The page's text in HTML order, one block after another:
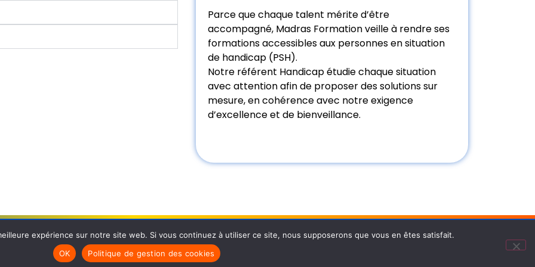
Parce que chaque talent mérite d’être
accompagné, Madras Formation veille à rendre ses
formations accessibles aux personnes en situation
de handicap (PSH).
Notre référent Handicap étudie chaque situation
avec attention afin de proposer des solutions sur
mesure, en cohérence avec notre exigence
d’excellence et de bienveillance.
À propos
RI Apprenants
Nos certifications
expérience sur notre site web. Si vous continuez à utiliser ce site, nous supposerons que vous en êtes satisfait.
OK
Politique de gestion des cookies